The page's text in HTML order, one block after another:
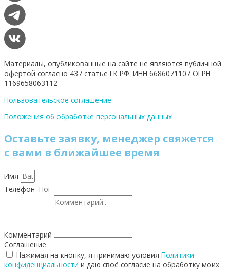
Материалы, опубликованные на сайте не являются публичной
офертой согласно 437 статье ГК РФ. ИНН 6686071107 ОГРН
1169658063112
Пользовательское соглашение
Положения об обработке персональных данных
Оставьте заявку, менеджер свяжется
с вами в ближайшее время
Имя
Телефон
Комментарий
Соглашение
Нажимая на кнопку, я принимаю условия Политики
конфиденциальности и даю своё согласие на обработку моих